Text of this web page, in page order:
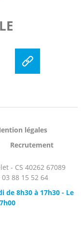
légales
Recrutement
- CS 40262 67089
88 15 52 64
de 8h30 à 17h30 - Le